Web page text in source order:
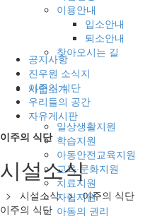
이용안내
입소안내
퇴소안내
찾아오시는 길
사업소개
일상생활지원
학습지원
아동안전교육지원
교육·문화지원
치료지원
자립지원
아동의 권리
공지사항
진우원 소식지
이주의 식단
우리들의 공간
자유게시판
이주의 식단
시설소식
> 시설소식 > 이주의 식단
이주의 식단